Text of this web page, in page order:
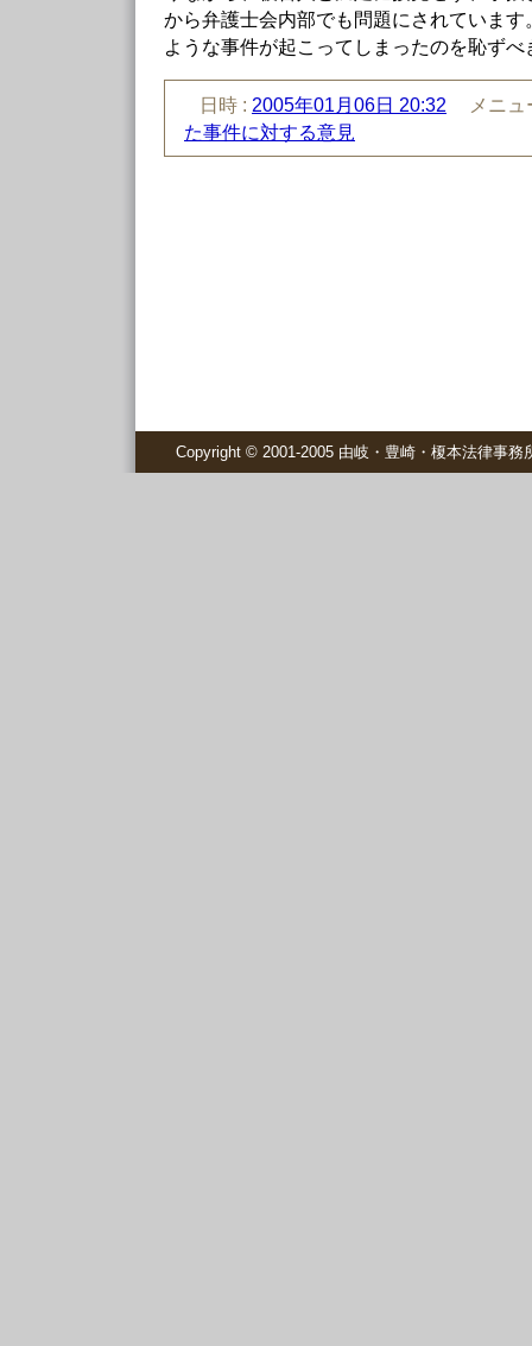
から弁護士会内部でも問題にされていま
ような事件が起こってしまったのを恥ずべ
日時 : 2005年01月06日 20:32
メニ
た事件に対する意見
Copyright © 2001-2005 由岐・豊崎・榎本法律事